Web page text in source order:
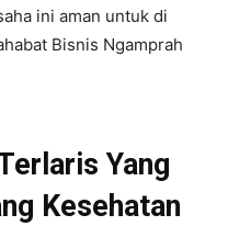
ini aman untuk di
Bisnis Ngamprah
Yang
Kesehatan